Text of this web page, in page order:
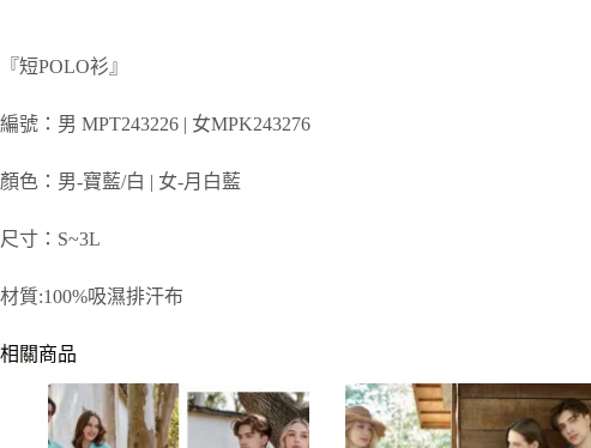
『短POLO衫』
編號：男 MPT243226 | 女MPK243276
顏色：男-寶藍/白 | 女-月白藍
尺寸：S~3L
材質:100%吸濕排汗布
相關商品